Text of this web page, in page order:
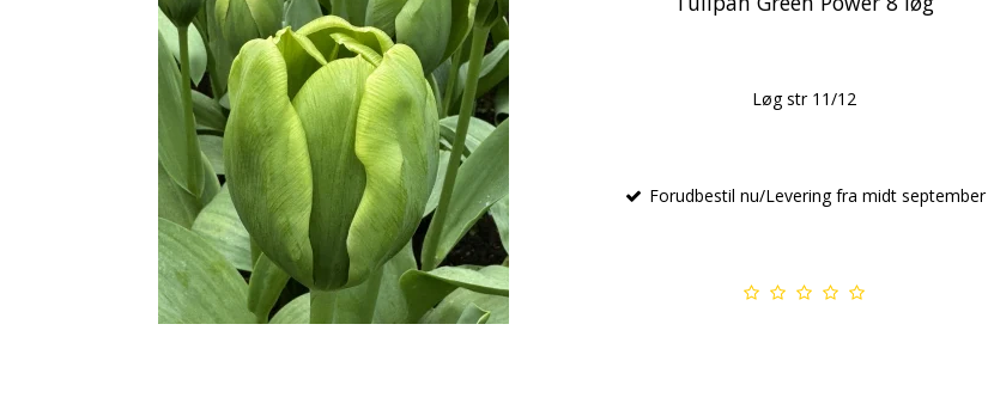
Løg str 11/12
Forudbestil nu/Levering fra midt september